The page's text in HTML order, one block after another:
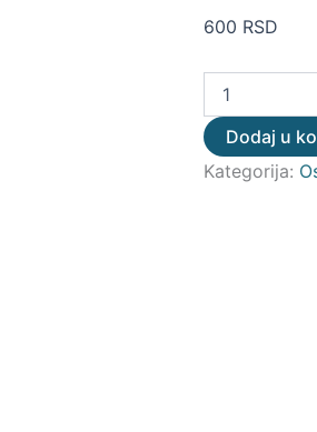
600 RSD
Dodaj u
Kategorija: